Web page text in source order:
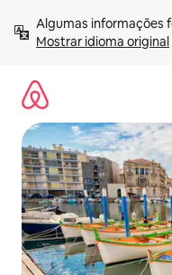
para
Mostrar idioma original